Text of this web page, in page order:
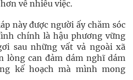
về nhiều việc.
này được người ấy chăm sóc
chính là hậu phương vững
sau những vất vả ngoài xã
lòng can đảm dám nghĩ dám
kế hoạch mà mình mong